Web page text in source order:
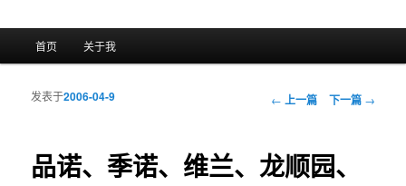
跳至主内容区域
跳至副内容区域
首页 关于我
文章导航
← 上一篇 下一篇 →
品诺、季诺、维兰、龙顺园、
发表于2006-04-9